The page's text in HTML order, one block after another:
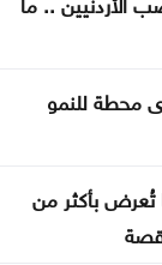
محطة للنمو
أكثر من 50 عامًا تُعرض بأكثر من